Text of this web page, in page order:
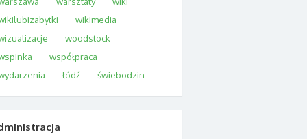
wikimedia
woodstock
współpraca
łódź świebodzin